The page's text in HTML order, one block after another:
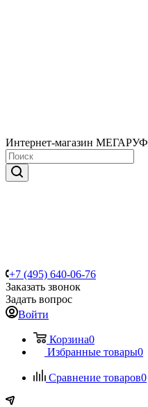
Интернет-магазин МЕГАРУФ
+7 (495) 640-06-76
Заказать звонок
Задать вопрос
Войти
Корзина0
Избранные товары0
Сравнение товаров0